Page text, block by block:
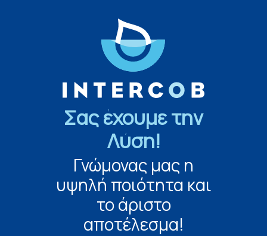
Σας έχουμε την
Λύση!
Γνώμονας μας η
υψηλή ποιότητα και
το άριστο
αποτέλεσμα!